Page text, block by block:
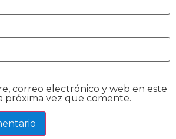
correo electrónico y web en este
próxima vez que comente.